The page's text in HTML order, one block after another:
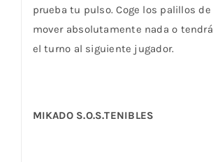
prueba tu pulso. Coge los palillos
mover absolutamente nada o
el turno al siguiente jugador.
MIKADO S.O.S.TENIBLES